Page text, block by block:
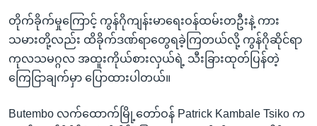
တိုက်ခိုက်မှုကြောင့် ကွန်ဂိုကျန်းမာရေးဝန်ထမ်းတဦးနဲ့ ကား
သမားတို့လည်း ထိခိုက်ဒဏ်ရာတွေရခဲ့ကြတယ်လို့ ကွန်ဂိုဆိုင်ရာ
ကုလသမဂ္ဂလ အထူးကိုယ်စားလှယ်ရဲ့ သီးခြားထုတ်ပြန်တဲ့
ကြေငြာချက်မှာ ပြောထားပါတယ်။
Butembo လက်ထောက်မြို့တော်ဝန် Patrick Kambale Tsiko က